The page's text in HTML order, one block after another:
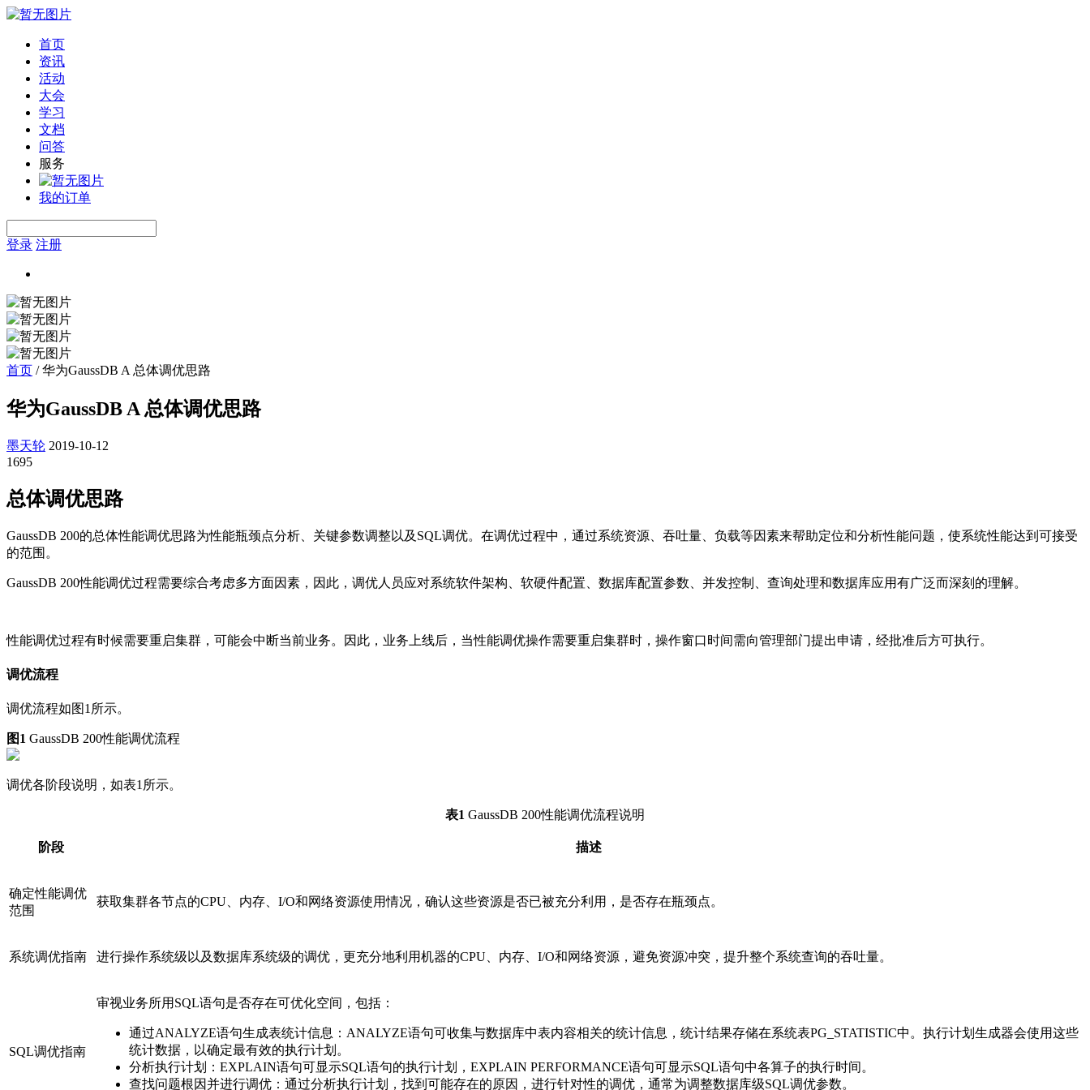
首页
资讯
活动
大会
学习
文档
问答
服务
我的订单
登录 注册
首页 /华为GaussDB A 总体调优思路
华为GaussDB A 总体调优思路
墨天轮 2019-10-12
1695
总体调优思路
GaussDB 200的总体性能调优思路为性能瓶颈点分析、关键参数调整以及SQL调优。在调优过程中，通过系统资源、吞吐量、负载等因素来帮助定位和分析性能问题，使系统性能达到可接受
的范围。
GaussDB 200性能调优过程需要综合考虑多方面因素，因此，调优人员应对系统软件架构、软硬件配置、数据库配置参数、并发控制、查询处理和数据库应用有广泛而深刻的理解。
性能调优过程有时候需要重启集群，可能会中断当前业务。因此，业务上线后，当性能调优操作需要重启集群时，操作窗口时间需向管理部门提出申请，经批准后方可执行。
调优流程
调优流程如图1所示。
图1 GaussDB 200性能调优流程
调优各阶段说明，如表1所示。
表1 GaussDB 200性能调优流程说明
阶段 描述
确定性能调优
范围
获取集群各节点的CPU、内存、I/O和网络资源使用情况，确认这些资源是否已被充分利用，是否存在瓶颈点。
系统调优指南 进行操作系统级以及数据库系统级的调优，更充分地利用机器的CPU、内存、I/O和网络资源，避免资源冲突，提升整个系统查询的吞吐量。
SQL调优指南
审视业务所用SQL语句是否存在可优化空间，包括：
通过ANALYZE语句生成表统计信息：ANALYZE语句可收集与数据库中表内容相关的统计信息，统计结果存储在系统表PG_STATISTIC中。执行计划生成器会使用这些
统计数据，以确定最有效的执行计划。
分析执行计划：EXPLAIN语句可显示SQL语句的执行计划，EXPLAIN PERFORMANCE语句可显示SQL语句中各算子的执行时间。
查找问题根因并进行调优：通过分析执行计划，找到可能存在的原因，进行针对性的调优，通常为调整数据库级SQL调优参数。